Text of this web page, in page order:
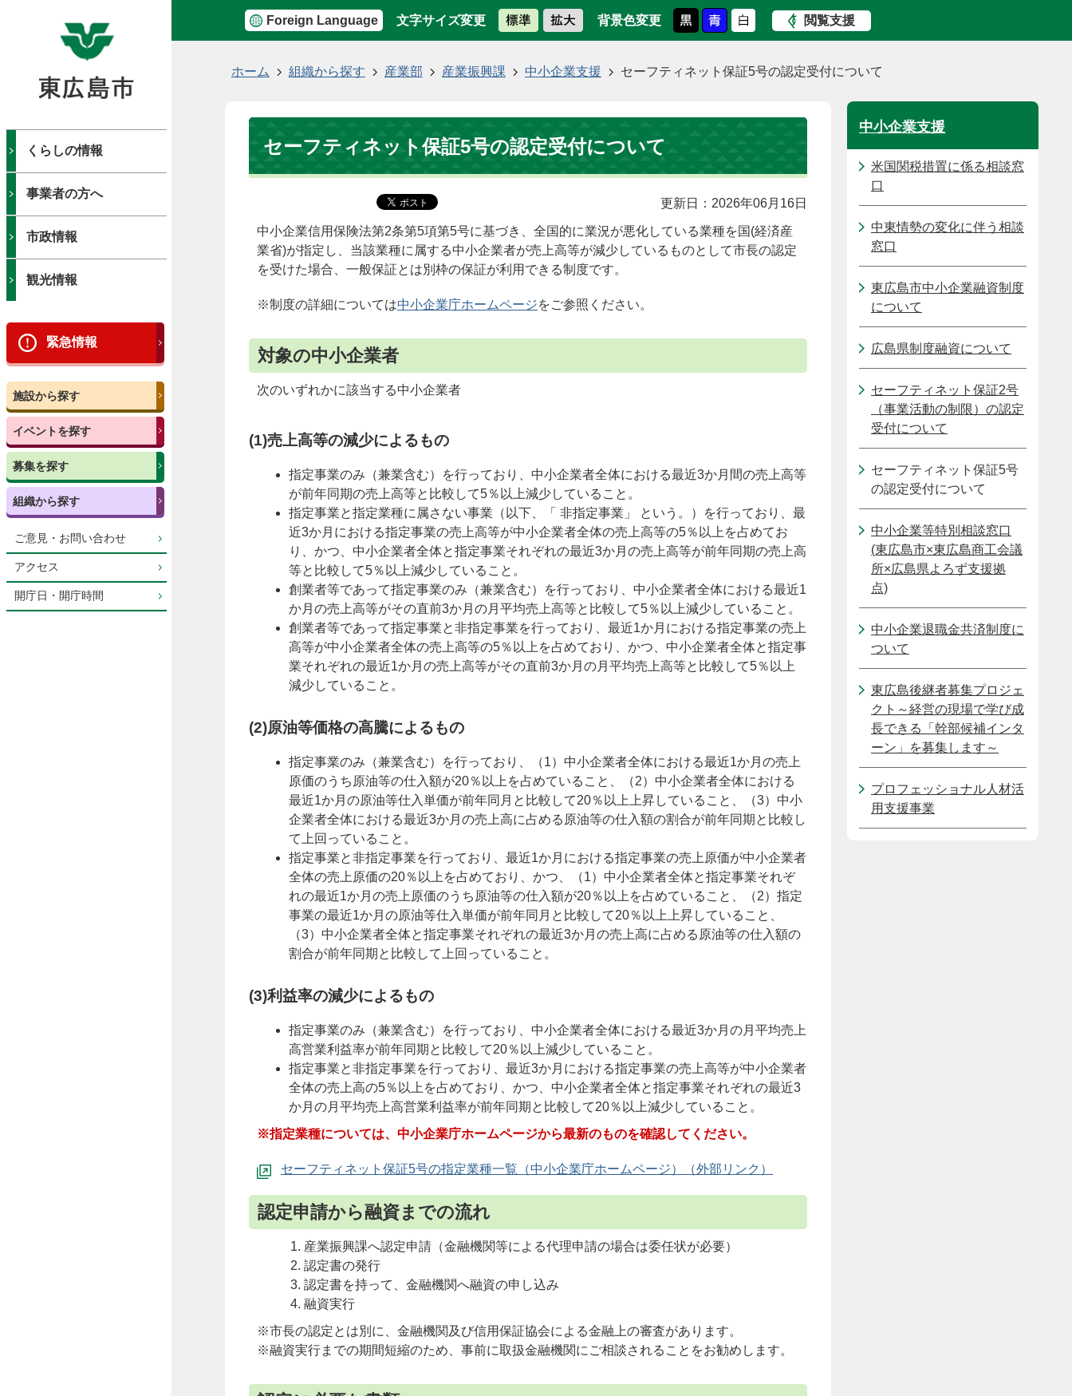
Foreign Language 文字サイズ変更 背景色変更 閲覧支援
くらしの情報
事業者の方へ
市政情報
観光情報
緊急情報
施設から探す
イベントを探す
募集を探す
組織から探す
ご意見・お問い合わせ
アクセス
開庁日・開庁時間
ホーム 組織から探す 産業部 産業振興課 中小企業支援 セーフティネット保証5号の認定受付について
セーフティネット保証5号の認定受付について
更新日：2026年06月16日
中小企業信用保険法第2条第5項第5号に基づき、全国的に業況が悪化している業種を国(経済産
業省)が指定し、当該業種に属する中小企業者が売上高等が減少しているものとして市長の認定
を受けた場合、一般保証とは別枠の保証が利用できる制度です。
※制度の詳細については中小企業庁ホームページをご参照ください。
対象の中小企業者
次のいずれかに該当する中小企業者
(1)売上高等の減少によるもの
指定事業のみ（兼業含む）を行っており、中小企業者全体における最近3か月間の売上高等
が前年同期の売上高等と比較して5％以上減少していること。
指定事業と指定業種に属さない事業（以下、「 非指定事業」 という。）を行っており、最
近3か月における指定事業の売上高等が中小企業者全体の売上高等の5％以上を占めてお
り、かつ、中小企業者全体と指定事業それぞれの最近3か月の売上高等が前年同期の売上高
等と比較して5％以上減少していること。
創業者等であって指定事業のみ（兼業含む）を行っており、中小企業者全体における最近1
か月の売上高等がその直前3か月の月平均売上高等と比較して5％以上減少していること。
創業者等であって指定事業と非指定事業を行っており、最近1か月における指定事業の売上
高等が中小企業者全体の売上高等の5％以上を占めており、かつ、中小企業者全体と指定事
業それぞれの最近1か月の売上高等がその直前3か月の月平均売上高等と比較して5％以上
減少していること。
(2)原油等価格の高騰によるもの
指定事業のみ（兼業含む）を行っており、（1）中小企業者全体における最近1か月の売上
原価のうち原油等の仕入額が20％以上を占めていること、（2）中小企業者全体における
最近1か月の原油等仕入単価が前年同月と比較して20％以上上昇していること、（3）中小
企業者全体における最近3か月の売上高に占める原油等の仕入額の割合が前年同期と比較し
て上回っていること。
指定事業と非指定事業を行っており、最近1か月における指定事業の売上原価が中小企業者
全体の売上原価の20％以上を占めており、かつ、（1）中小企業者全体と指定事業それぞ
れの最近1か月の売上原価のうち原油等の仕入額が20％以上を占めていること、（2）指定
事業の最近1か月の原油等仕入単価が前年同月と比較して20％以上上昇していること、
（3）中小企業者全体と指定事業それぞれの最近3か月の売上高に占める原油等の仕入額の
割合が前年同期と比較して上回っていること。
(3)利益率の減少によるもの
指定事業のみ（兼業含む）を行っており、中小企業者全体における最近3か月の月平均売上
高営業利益率が前年同期と比較して20％以上減少していること。
指定事業と非指定事業を行っており、最近3か月における指定事業の売上高等が中小企業者
全体の売上高の5％以上を占めており、かつ、中小企業者全体と指定事業それぞれの最近3
か月の月平均売上高営業利益率が前年同期と比較して20％以上減少していること。
※指定業種については、中小企業庁ホームページから最新のものを確認してください。
セーフティネット保証5号の指定業種一覧（中小企業庁ホームページ）
認定申請から融資までの流れ
産業振興課へ認定申請（金融機関等による代理申請の場合は委任状が必要）
認定書の発行
認定書を持って、金融機関へ融資の申し込み
融資実行
※市長の認定とは別に、金融機関及び信用保証協会による金融上の審査があります。
※融資実行までの期間短縮のため、事前に取扱金融機関にご相談されることをお勧めします。
中小企業支援
米国関税措置に係る相談窓
口
中東情勢の変化に伴う相談
窓口
東広島市中小企業融資制度
について
広島県制度融資について
セーフティネット保証2号
（事業活動の制限）の認定
受付について
セーフティネット保証5号
の認定受付について
中小企業等特別相談窓口
(東広島市×東広島商工会議
所×広島県よろず支援拠
点)
中小企業退職金共済制度に
ついて
東広島後継者募集プロジェ
クト～経営の現場で学び成
長できる「幹部候補インタ
ーン」を募集します～
プロフェッショナル人材活
用支援事業